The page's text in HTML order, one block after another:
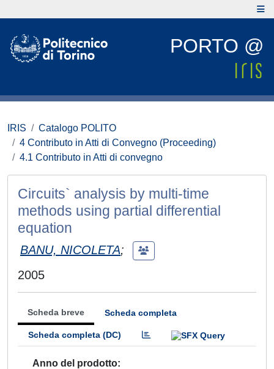
PORTO @
IRIS
Catalogo POLITO
4 Contributo in Atti di Convegno (Proceeding)
4.1 Contributo in Atti di convegno
Circuits` analysis by multi-time
methods using partial differential
equation
BANU, NICOLETA;
2005
Scheda breve Scheda completa
Scheda completa (DC)
Anno del prodotto